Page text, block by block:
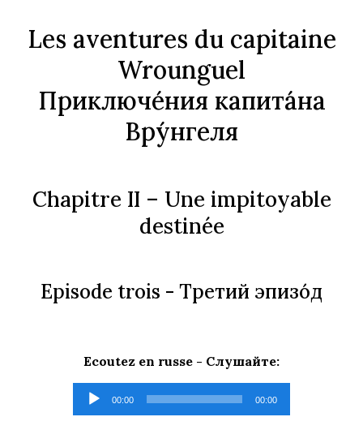
Les aventures du capitaine
Wrounguel
Приключе́ния капита́на
Вру́нгеля
Chapitre II – Une impitoyable
destinée
Episode trois - Третий эпизо́д
Ecoutez en russe - Слушайте:
Lecteur
audio
00:00 00:00